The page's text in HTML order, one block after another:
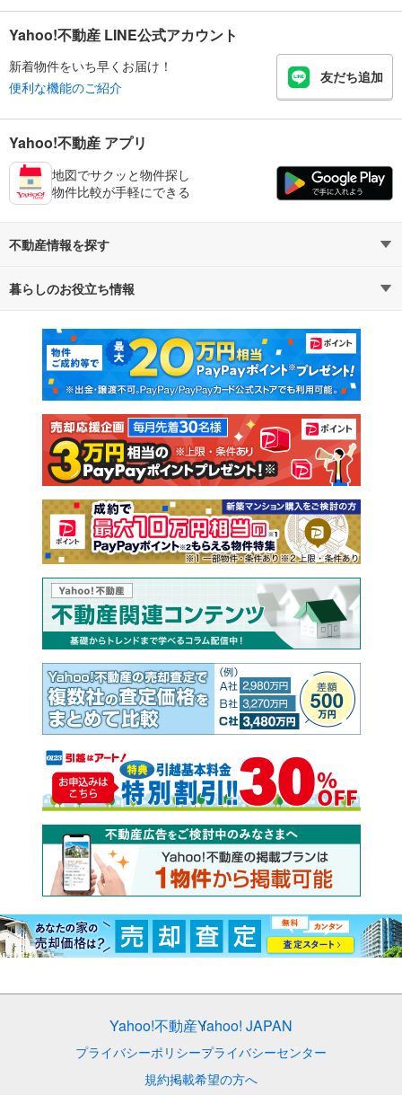
Yahoo!不動産 LINE公式アカウント
新着物件をいち早くお届け！
便利な機能のご紹介
友だち追加
Yahoo!不動産 アプリ
地図でサクッと物件探し
物件比較が手軽にできる
不動産情報を探す
不動産・住宅
新築マンション 中古マンション
新築一戸建て 中古一戸建て
注文住宅 土地
売却査定
暮らしのお役立ち情報
マンションカタログ 教えて！住まいの先生
Yahoo!不動産Yahoo! JAPAN
プライバシーポリシープライバシーセンター
規約掲載希望の方へ